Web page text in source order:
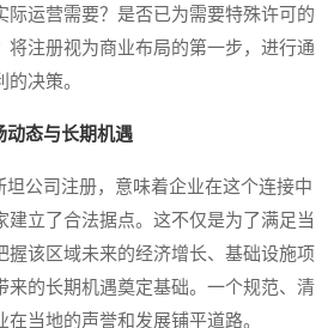
际运营需要？是否已为需要特殊许可的
将注册视为商业布局的第一步，进行通
决策。
动态与长期机遇
公司注册，意味着企业在这个连接中
建立了合法据点。这不仅是为了满足当
握该区域未来的经济增长、基础设施项
来的长期机遇奠定基础。一个规范、清
当地的声誉和发展铺平道路。